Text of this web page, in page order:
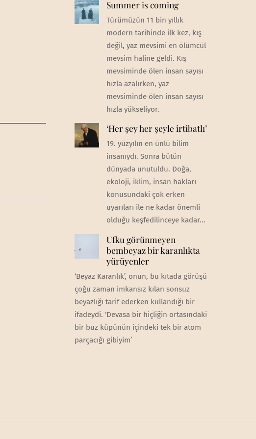
Summer is coming
Türümüzün 11 bin yıllık
modern tarihinde ilk kez, kış
değil, yaz mevsimi en ölümcül
mevsim haline geldi. Kış
mevsiminde ölen insan sayısı
hızla azalırken, yaz
mevsiminde ölen insan sayısı
hızla yükseliyor.
‘Her şey her şeyle irtibatlı’
19. yüzyılın en ünlü bilim
insanıydı. Sonra bütün
dünyada unutuldu. Doğa,
ekoloji, iklim, insan hakları
konusundaki çok erken
uyarıları ile ne kadar önemli
olduğu keşfedilinceye kadar...
Ufku görünmeyen
bembeyaz bir karanlıkta
yürüyenler
‘Beyaz Karanlık’, onun, bu kıtada görüşü
çoğu zaman imkansız kılan sonsuz
beyazlığı tarif ederken kullandığı bir
ifadeydi. ‘Devasa bir hiçliğin ortasındaki
bir buz küpünün içindeki tek bir atom
parçacığı gibiyim’